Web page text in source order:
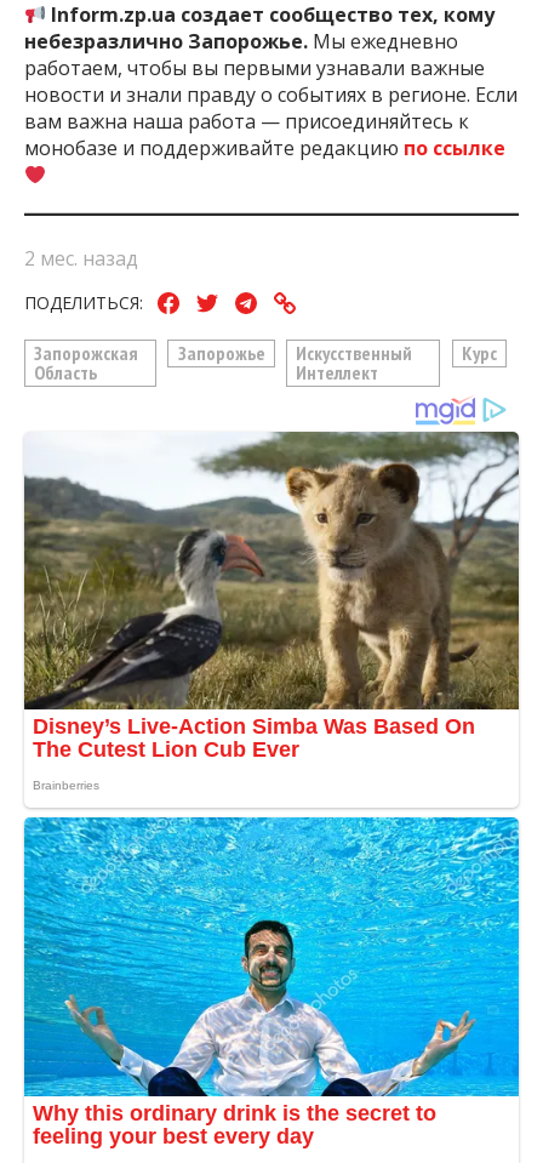
Inform.zp.ua создает сообщество тех, кому
небезразлично Запорожье. Мы ежедневно
работаем, чтобы вы первыми узнавали важные
новости и знали правду о событиях в регионе. Если
вам важна наша работа — присоединяйтесь к
монобазе и поддерживайте редакцию по ссылке
2 мес. назад
ПОДЕЛИТЬСЯ:
Запорожская
Область
Запорожье
Искусственный
Интеллект
Курс